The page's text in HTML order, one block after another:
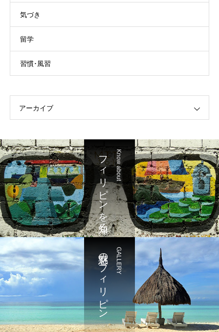
気づき
留学
習慣･風習
アーカイブ
Know about
フィリピンを知る
GALLERY
魅惑のフィリピン